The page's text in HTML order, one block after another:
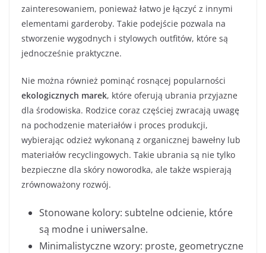
zainteresowaniem, ponieważ łatwo je łączyć z innymi
elementami garderoby. Takie podejście pozwala na
stworzenie wygodnych i stylowych outfitów, które są
jednocześnie praktyczne.
Nie można również pominąć rosnącej popularności
ekologicznych marek, które oferują ubrania przyjazne
dla środowiska. Rodzice coraz częściej zwracają uwagę
na pochodzenie materiałów i proces produkcji,
wybierając odzież wykonaną z organicznej bawełny lub
materiałów recyclingowych. Takie ubrania są nie tylko
bezpieczne dla skóry noworodka, ale także wspierają
zrównoważony rozwój.
Stonowane kolory: subtelne odcienie, które
są modne i uniwersalne.
Minimalistyczne wzory: proste, geometryczne